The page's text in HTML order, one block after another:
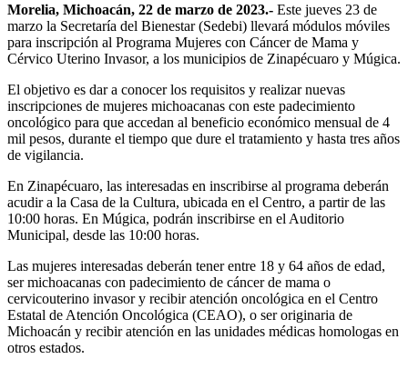
Morelia, Michoacán, 22 de marzo de 2023.- Este jueves 23 de
marzo la Secretaría del Bienestar (Sedebi) llevará módulos móviles
para inscripción al Programa Mujeres con Cáncer de Mama y
Cérvico Uterino Invasor, a los municipios de Zinapécuaro y Múgica.
El objetivo es dar a conocer los requisitos y realizar nuevas
inscripciones de mujeres michoacanas con este padecimiento
oncológico para que accedan al beneficio económico mensual de 4
mil pesos, durante el tiempo que dure el tratamiento y hasta tres años
de vigilancia.
En Zinapécuaro, las interesadas en inscribirse al programa deberán
acudir a la Casa de la Cultura, ubicada en el Centro, a partir de las
10:00 horas. En Múgica, podrán inscribirse en el Auditorio
Municipal, desde las 10:00 horas.
Las mujeres interesadas deberán tener entre 18 y 64 años de edad,
ser michoacanas con padecimiento de cáncer de mama o
cervicouterino invasor y recibir atención oncológica en el Centro
Estatal de Atención Oncológica (CEAO), o ser originaria de
Michoacán y recibir atención en las unidades médicas homologas en
otros estados.